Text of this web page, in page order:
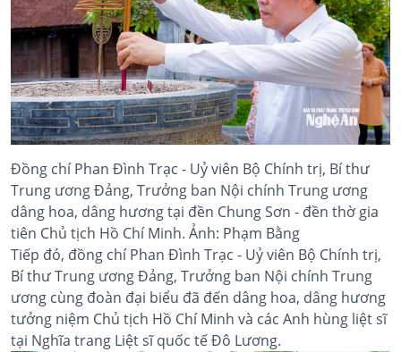
Đồng chí Phan Đình Trạc - Uỷ viên Bộ Chính trị, Bí thư
Trung ương Đảng, Trưởng ban Nội chính Trung ương
dâng hoa, dâng hương tại đền Chung Sơn - đền thờ gia
tiên Chủ tịch Hồ Chí Minh. Ảnh: Phạm Bằng
Tiếp đó, đồng chí Phan Đình Trạc - Uỷ viên Bộ Chính trị,
Bí thư Trung ương Đảng, Trưởng ban Nội chính Trung
ương cùng đoàn đại biểu đã đến dâng hoa, dâng hương
tưởng niệm Chủ tịch Hồ Chí Minh và các Anh hùng liệt sĩ
tại Nghĩa trang Liệt sĩ quốc tế Đô Lương.